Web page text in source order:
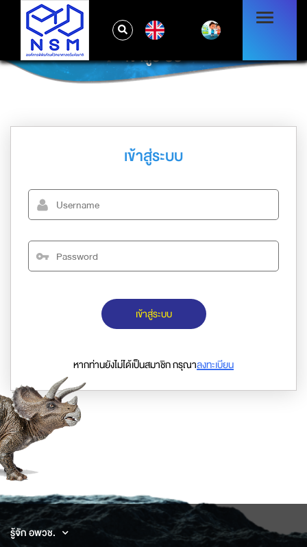
เข้าสู่ระบบ
เข้าสู่ระบบ
เข้าสู่ระบบ
หากท่านยังไม่ได้เป็นสมาชิก กรุณาลงทะเบียน
รู้จัก อพวช.